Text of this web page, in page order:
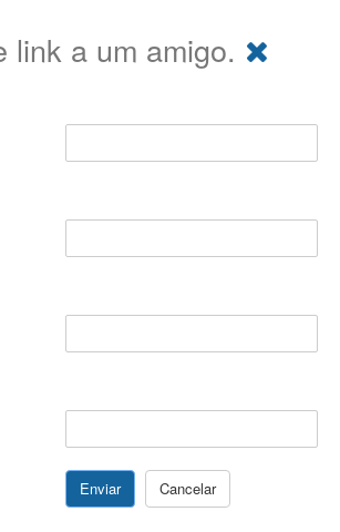
link a um amigo.
Enviar Cancelar